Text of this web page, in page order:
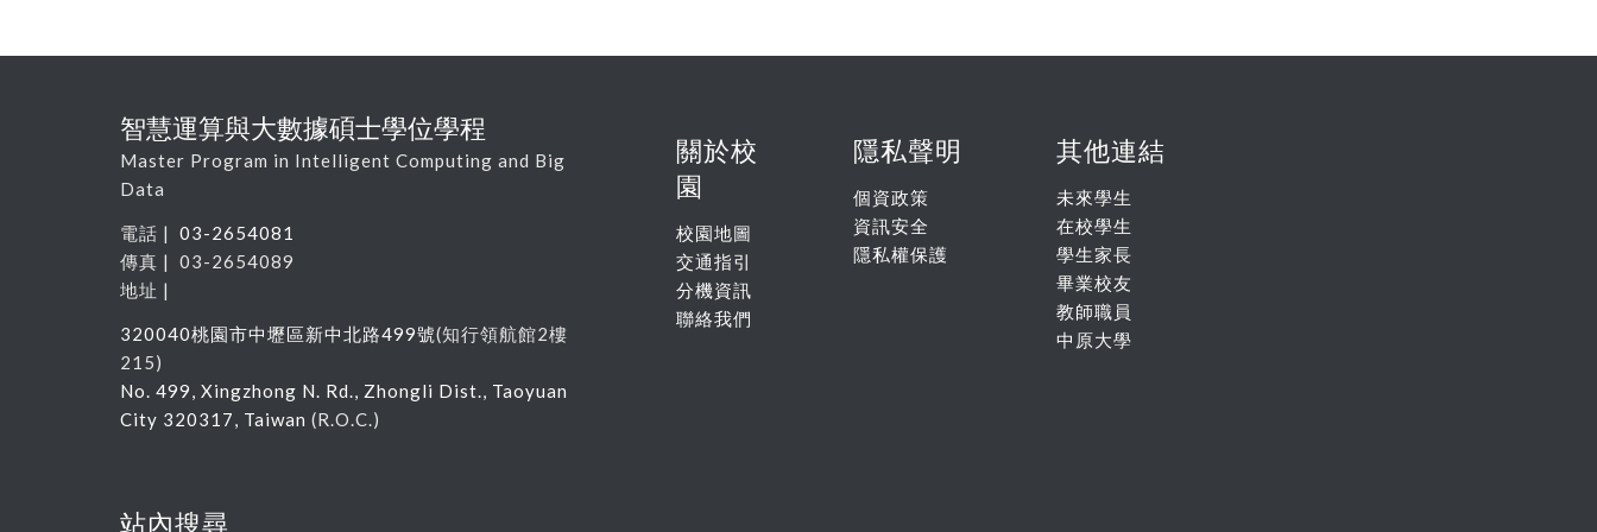
智慧運算與大數據碩士學位學程
Master Program in Intelligent Computing and Big
Data
電話 | 03-2654081
傳真 | 03-2654089
地址 |
320040桃園市中壢區新中北路499號(知行領航館2樓
215)
No. 499, Xingzhong N. Rd., Zhongli Dist., Taoyuan
City 320317, Taiwan (R.O.C.)
站內搜尋
關於校
園
校園地圖
交通指引
分機資訊
聯絡我們
隱私聲明
個資政策
資訊安全
隱私權保護
其他連結
未來學生
在校學生
學生家長
畢業校友
教師職員
中原大學